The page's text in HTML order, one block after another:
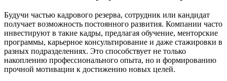
Будучи частью кадрового резерва, сотрудник или кандидат
получает возможность постоянного развития. Компании часто
инвестируют в такие кадры, предлагая обучение, менторские
программы, карьерное консультирование и даже стажировки в
разных подразделениях. Это способствует не только
накоплению профессионального опыта, но и формированию
прочной мотивации к достижению новых целей.